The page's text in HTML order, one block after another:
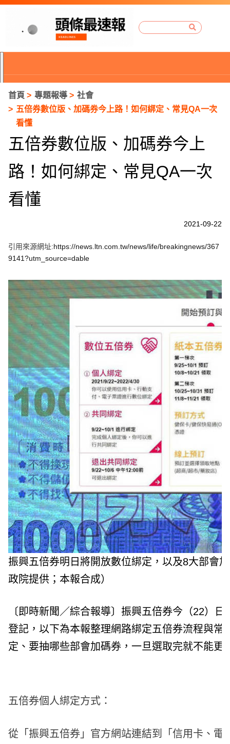
首頁 專題報導
社會
五倍券數位版、加碼券今上路！如何綁定、常見QA一次
看懂
五倍券數位版、加碼券今上
路！如何綁定、常見QA一次
看懂
2021-09-22
引用來源網址:https://news.ltn.com.tw/news/life/breakingnews/367
9141?utm_source=dable
振興五倍券明日將開放數位綁定，以及8大部會
政院提供；本報合成）
〔即時新聞／綜合報導〕振興五倍券今（22）
登記，以下為本報整理網路綁定五倍券流程與
定、要抽哪些部會加碼券，一旦選取完就不能更
五倍券個人綁定方式：
從「振興五倍券」官方網站連結到「信用卡、